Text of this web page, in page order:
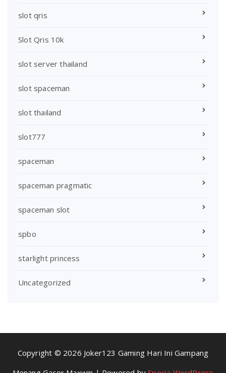
slot qris
Slot Qris 10k
slot server thailand
slot spaceman
slot thailand
slot777
spaceman
spaceman pragmatic
spaceman slot
spbo
starlight princess
Uncategorized
Copyright © 2026 Joker123 Gaming Hari Ini Gampang